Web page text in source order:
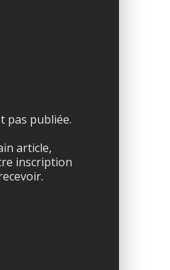
pas publiée.
article,
inscription